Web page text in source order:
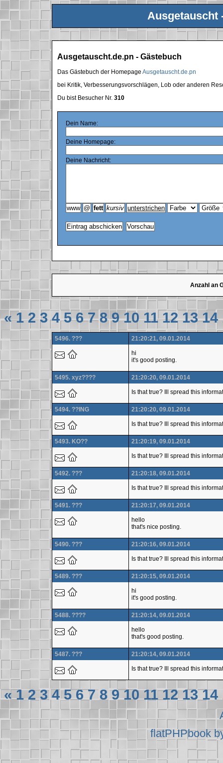
Ausgetauscht
Ausgetauscht.de.pn - Gästebuch
Das Gästebuch der HomepageAusgetauscht.de.pn
bei Kritik, Verbesserungsvorschlägen, Lob oder anderen
Du bist Besucher Nr.310
Dein Name:
Deine Homepage:
Deine Nachricht:
Anzahl an
« 1 2 3 4 5 6 7 8 9 10 11 12 13 14
5496. ??? 21:20:21, 09.01.2014
hi
it's good posting.
5495. xyz???? 21:20:20, 09.01.2014
Is that true? Ill spread this
5494. ??ING 21:20:20, 09.01.2014
Is that true? Ill spread this
5493. KO?? 21:20:19, 09.01.2014
Is that true? Ill spread this
5492. ??? 21:20:18, 09.01.2014
Is that true? Ill spread this
5491. ??? 21:20:17, 09.01.2014
hello
that's nice posting.
5490. ??? 21:20:16, 09.01.2014
Is that true? Ill spread this
5489. ??? 21:20:15, 09.01.2014
hi
it's good posting.
5488. ???? 21:20:14, 09.01.2014
hello
that's good posting.
5487. ??? 21:20:14, 09.01.2014
Is that true? Ill spread this
« 1 2 3 4 5 6 7 8 9 10 11 12 13 14
flatPHPbook